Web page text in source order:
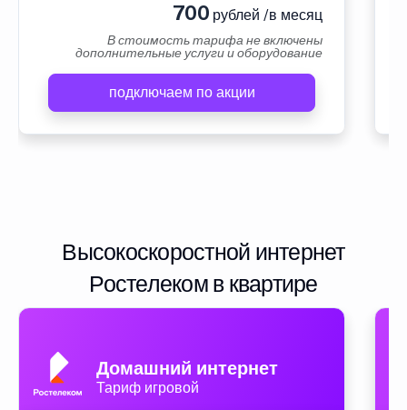
700 рублей /в месяц
В стоимость тарифа не включены
дополнительные услуги и оборудование
подключаем по акции
Высокоскоростной интернет
Ростелеком в квартире
Домашний интернет
Тариф игровой